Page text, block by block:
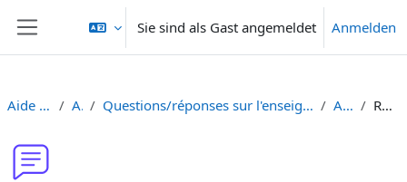
Website-Übersicht
Sie sind als Gast angemeldet Anmelden
Aide Moodle - Moodle Hilfe Allgemeines Questions/réponses sur l'enseignement avec Teams dans les auditoires - Fragen/Antworten zum Studium mit Teams in dem Auditorium Ateliers MS Teams Re: Ateliers MS Teams